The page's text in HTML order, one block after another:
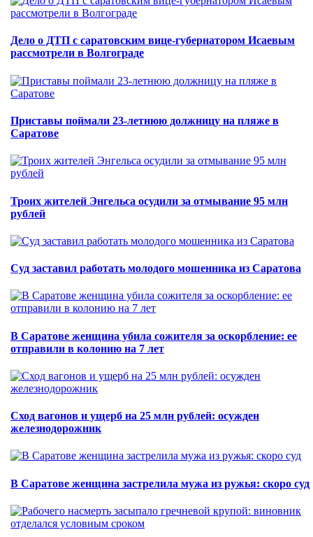
Дело о ДТП с саратовским вице-губернатором Исаевым
рассмотрели в Волгограде
Приставы поймали 23-летнюю должницу на пляже в
Саратове
Троих жителей Энгельса осудили за отмывание 95 млн
рублей
Суд заставил работать молодого мошенника из Саратова
В Саратове женщина убила сожителя за оскорбление: ее
отправили в колонию на 7 лет
Сход вагонов и ущерб на 25 млн рублей: осужден
железнодорожник
В Саратове женщина застрелила мужа из ружья: скоро суд